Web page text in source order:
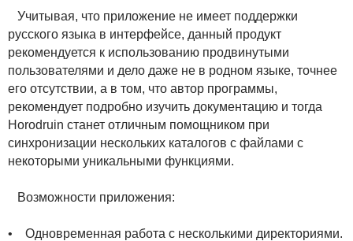
Учитывая, что приложение не имеет поддержки
русского языка в интерфейсе, данный продукт
рекомендуется к использованию продвинутыми
пользователями и дело даже не в родном языке, точнее
его отсутствии, а в том, что автор программы,
рекомендует подробно изучить документацию и тогда
Horodruin станет отличным помощником при
синхронизации нескольких каталогов с файлами с
некоторыми уникальными функциями.
Возможности приложения:
• Одновременная работа с несколькими директориями.